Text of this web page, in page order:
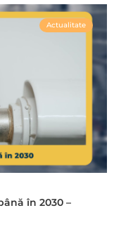
Actualitate
în 2030 –